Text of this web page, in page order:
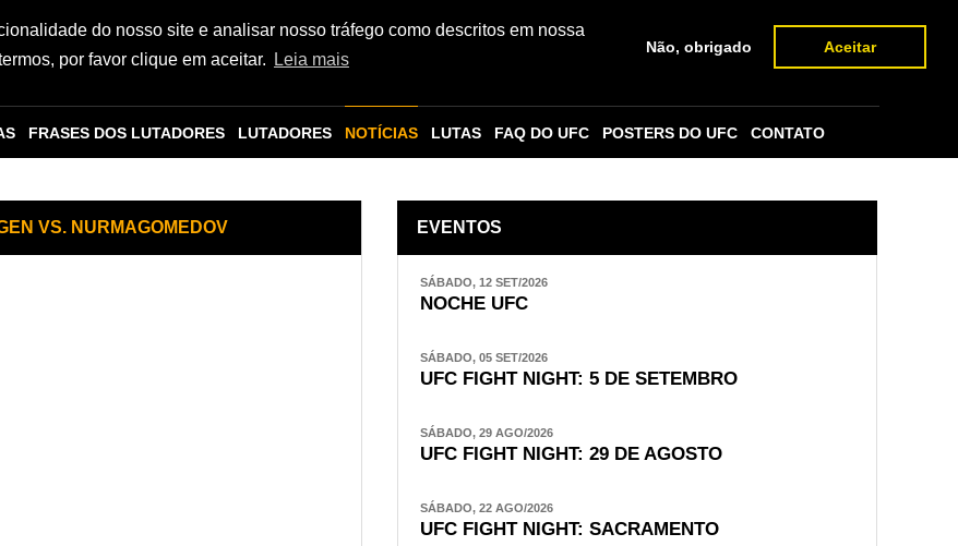
do nosso site e analisar nosso tráfego como descritos em nossa
por favor clique em aceitar.
Leia mais
Não, obrigado Aceitar
FRASES DOS LUTADORES LUTADORES NOTÍCIAS LUTAS FAQ DO UFC POSTERS DO UFC CONTATO
VS. NURMAGOMEDOV EVENTOS
SÁBADO, 12 SET/2026
NOCHE UFC
SÁBADO, 05 SET/2026
UFC FIGHT NIGHT: 5 DE SETEMBRO
SÁBADO, 29 AGO/2026
UFC FIGHT NIGHT: 29 DE AGOSTO
SÁBADO, 22 AGO/2026
UFC FIGHT NIGHT: SACRAMENTO